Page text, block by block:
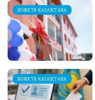
НОВОСТИ КАЗАХСТАНА
НОВОСТИ КАЗАХСТАНА